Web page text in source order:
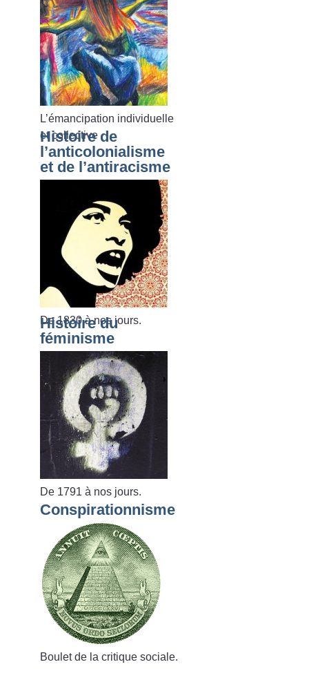
L’émancipation individuelle
et collective
Histoire de
l’anticolonialisme
et de l’antiracisme
De 1830 à nos jours.
Histoire du
féminisme
De 1791 à nos jours.
Conspirationnisme
Boulet de la critique sociale.